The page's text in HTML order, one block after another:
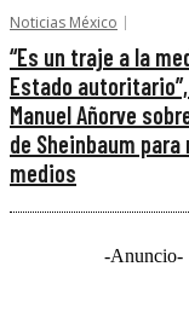
Noticias México
“Es un traje a la
Estado
Manuel Añorve
de Sheinbaum para
medios
-Anuncio-